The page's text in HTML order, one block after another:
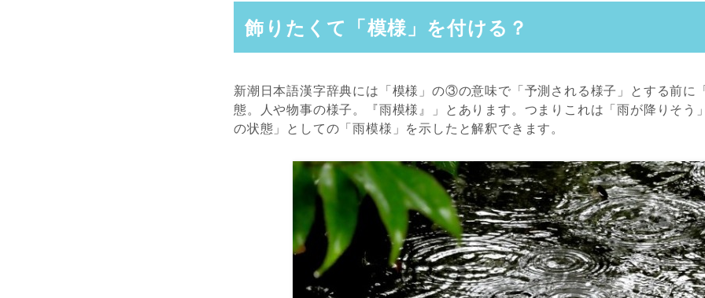
飾りたくて「模様」を付ける？
新潮日本語漢字辞典には「模様」の③の意味で「予測される様子」とする前
態。人や物事の様子。『雨模様』」とあります。つまりこれは「雨が降りそう
の状態」としての「雨模様」を示したと解釈できます。